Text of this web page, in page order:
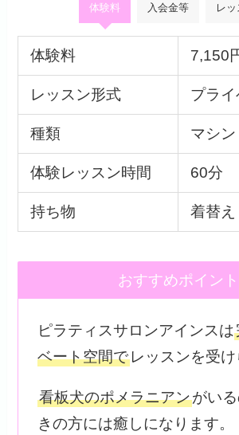
体験料 入会金等 レ
体験料 7,150
レッスン形式 プライ
種類 マシン
体験レッスン時間 60分
持ち物 着替
おすすめポイント
ピラティスサロンアインスは
ベート空間でレッスンを受け
看板犬のポメラニアンがい
きの方には癒しになります。